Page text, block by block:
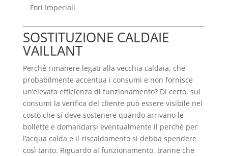
Fori Imperiali
SOSTITUZIONE CALDAIE
VAILLANT
Perché rimanere legati alla vecchia caldaia, che
probabilmente accentua i consumi e non fornisce
un’elevata efficienza di funzionamento? Di certo, sui
consumi la verifica del cliente può essere visibile nel
costo che si deve sostenere quando arrivano le
bollette e domandarsi eventualmente il perché per
l’acqua calda e il riscaldamento si debba spendere
così tanto. Riguardo al funzionamento, tranne che